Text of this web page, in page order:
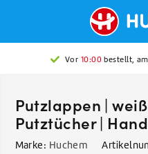
Vor 10:00bestellt,
Putzlappen |
Putztücher |
Marke: Huchem